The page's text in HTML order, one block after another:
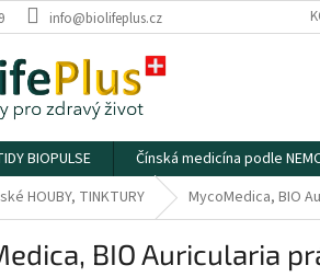
info@biolifeplus.cz
BIOPULSE Čínská medicína podle
HOUBY, TINKTURY MycoMedica, BIO
BIO Auricularia